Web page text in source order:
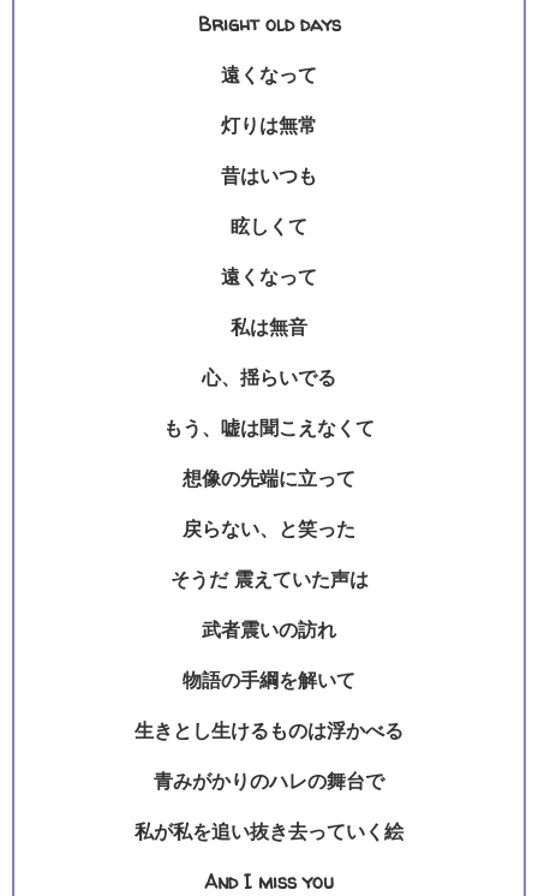
Bright old days
遠くなって
灯りは無常
昔はいつも
眩しくて
遠くなって
私は無音
心、揺らいでる
もう、嘘は聞こえなくて
想像の先端に立って
戻らない、と笑った
そうだ 震えていた声は
武者震いの訪れ
物語の手綱を解いて
生きとし生けるものは浮かべる
青みがかりのハレの舞台で
私が私を追い抜き去っていく絵
And I miss you